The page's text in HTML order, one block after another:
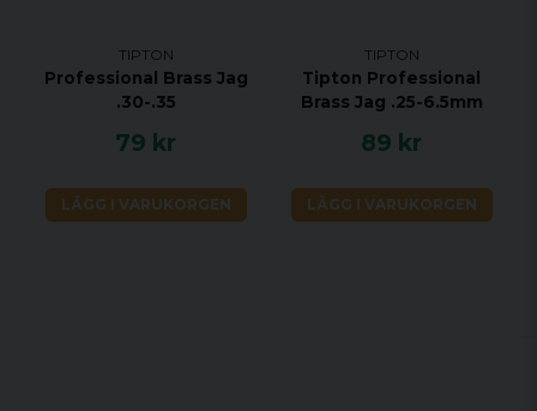
TIPTON
Professional Brass Jag
.30-.35
79 kr
LÄGG I VARUKORGEN
TIPTON
Tipton Professional
Brass Jag .25-6.5mm
89 kr
LÄGG I VARUKORGEN